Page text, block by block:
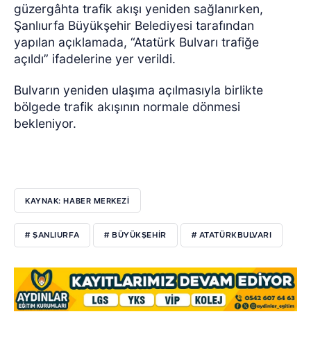
güzergâhta trafik akışı yeniden sağlanırken,
Şanlıurfa Büyükşehir Belediyesi tarafından
yapılan açıklamada, “Atatürk Bulvarı trafiğe
açıldı” ifadelerine yer verildi.
Bulvarın yeniden ulaşıma açılmasıyla birlikte
bölgede trafik akışının normale dönmesi
bekleniyor.
KAYNAK: HABER MERKEZİ
# ŞANLIURFA # BÜYÜKŞEHIR # ATATÜRKBULVARI